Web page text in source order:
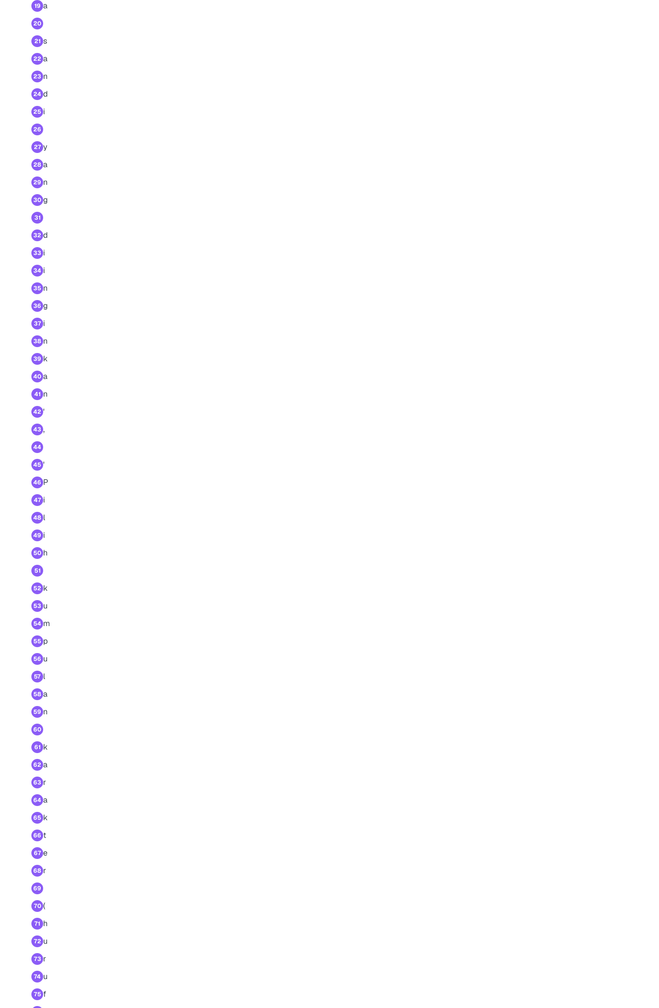
19 a
20
21 s
22 a
23 n
24 d
25 i
26
27 y
28 a
29 n
30 g
31
32 d
33 i
34 i
35 n
36 g
37 i
38 n
39 k
40 a
41 n
42 '
43 ,
44
45 '
46 P
47 i
48 l
49 i
50 h
51
52 k
53 u
54 m
55 p
56 u
57 l
58 a
59 n
60
61 k
62 a
63 r
64 a
65 k
66 t
67 e
68 r
69
70 (
71 h
72 u
73 r
74 u
75 f